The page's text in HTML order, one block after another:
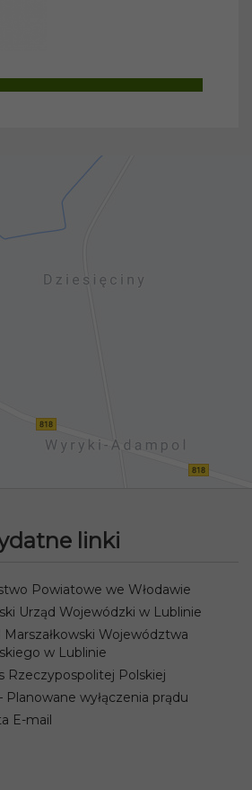
linki
Powiatowe we Włodawie
Urząd Wojewódzki w Lublinie
Marszałkowski Województwa
w Lublinie
Rzeczypospolitej Polskiej
Planowane wyłączenia prądu
E-mail